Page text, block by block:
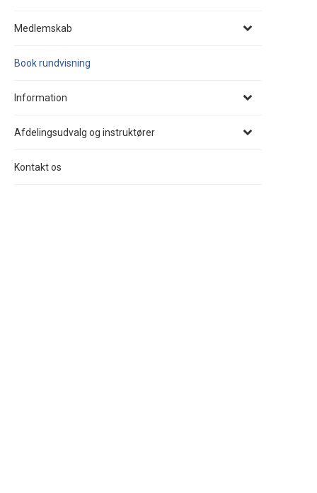
Medlemskab
Book rundvisning
Information
Afdelingsudvalg og instruktører
Kontakt os